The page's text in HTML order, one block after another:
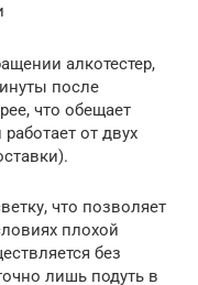
алкотестер,
после
что обещает
от двух
что позволяет
плохой
без
лишь подуть в